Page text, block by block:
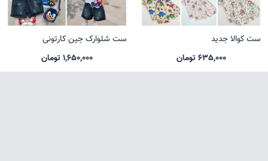
ست کوالا جدید
635,000 تومان
ست شلوارک جین کارتونی
1,650,000 تومان